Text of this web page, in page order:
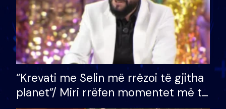
“Krevati me Selin më rrëzoi të gjitha
planet”/ Miri rrëfen momentet më të